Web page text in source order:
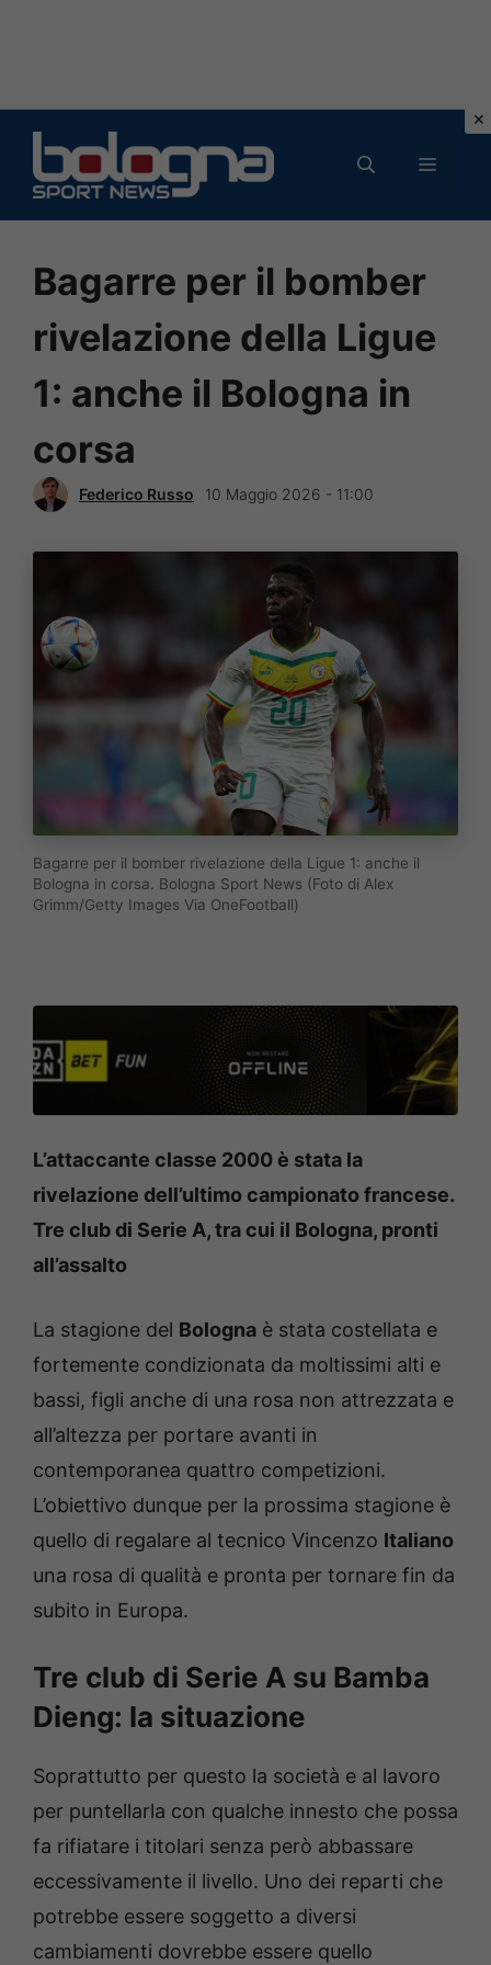
contenuto
MENU
Bagarre per il bomber
rivelazione della Ligue
1: anche il Bologna in
corsa
Federico Russo 10 Maggio 2026 - 11:00
Bagarre per il bomber rivelazione della Ligue 1: anche il
Bologna in corsa. Bologna Sport News (Foto di Alex
Grimm/Getty Images Via OneFootball)
L’attaccante classe 2000 è stata la
rivelazione dell’ultimo campionato francese.
Tre club di Serie A, tra cui il Bologna, pronti
all’assalto
La stagione del Bologna è stata costellata e
fortemente condizionata da moltissimi alti e
bassi, figli anche di una rosa non attrezzata e
all’altezza per portare avanti in
contemporanea quattro competizioni.
L’obiettivo dunque per la prossima stagione è
quello di regalare al tecnico Vincenzo Italiano
una rosa di qualità e pronta per tornare fin da
subito in Europa.
Tre club di Serie A su Bamba
Dieng: la situazione
Soprattutto per questo la società e al lavoro
per puntellarla con qualche innesto che possa
fa rifiatare i titolari senza però abbassare
eccessivamente il livello. Uno dei reparti che
potrebbe essere soggetto a diversi
cambiamenti dovrebbe essere quello